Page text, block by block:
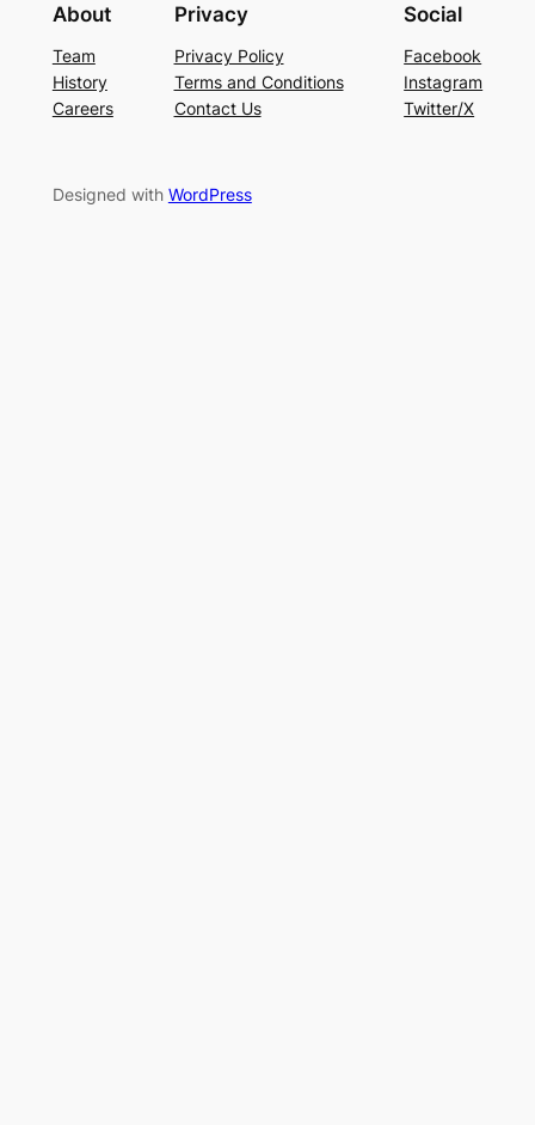
About
Team
History
Careers
Privacy
Privacy Policy
Terms and Conditions
Contact Us
Social
Facebook
Instagram
Twitter/X
Designed with WordPress